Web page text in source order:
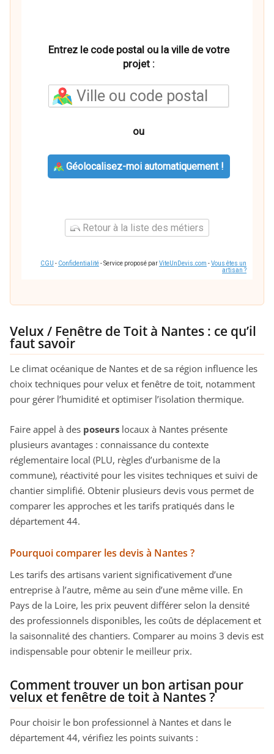
Entrez le code postal ou la ville de votre
projet :
ou
Géolocalisez-moi automatiquement !
Retour à la liste des métiers
CGU - Confidentialité- Service proposé parViteUnDevis.com -Vous êtes un
artisan ?
Velux / Fenêtre de Toit à Nantes : ce qu’il
faut savoir
Le climat océanique de Nantes et de sa région influence les
choix techniques pour velux et fenêtre de toit, notamment
pour gérer l’humidité et optimiser l’isolation thermique.
Faire appel à des poseurs locaux à Nantes présente
plusieurs avantages : connaissance du contexte
réglementaire local (PLU, règles d’urbanisme de la
commune), réactivité pour les visites techniques et suivi de
chantier simplifié. Obtenir plusieurs devis vous permet de
comparer les approches et les tarifs pratiqués dans le
département 44.
Pourquoi comparer les devis à Nantes ?
Les tarifs des artisans varient significativement d’une
entreprise à l’autre, même au sein d’une même ville. En
Pays de la Loire, les prix peuvent différer selon la densité
des professionnels disponibles, les coûts de déplacement et
la saisonnalité des chantiers. Comparer au moins 3 devis est
indispensable pour obtenir le meilleur prix.
Comment trouver un bon artisan pour
velux et fenêtre de toit à Nantes ?
Pour choisir le bon professionnel à Nantes et dans le
département 44, vérifiez les points suivants :